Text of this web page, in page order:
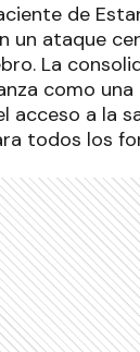
de
un ataque
La
como
acceso a la
todos los